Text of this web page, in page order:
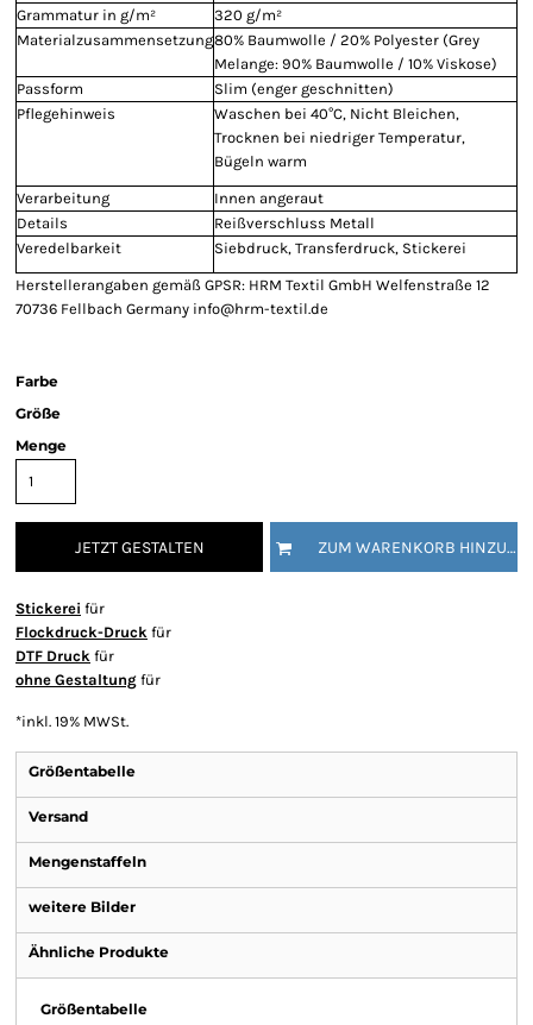
Grammatur in g/m²
320 g/m²
Materialzusammensetzung80% Baumwolle / 20% Polyester (Grey
Melange: 90% Baumwolle / 10% Viskose)
Passform
Slim (enger geschnitten)
Pflegehinweis
Waschen bei 40°C, Nicht Bleichen,
Trocknen bei niedriger Temperatur,
Bügeln warm
Verarbeitung
Innen angeraut
Details
Reißverschluss Metall
Veredelbarkeit
Siebdruck, Transferdruck, Stickerei
Herstellerangaben gemäß GPSR: HRM Textil GmbH Welfenstraße 12
70736 Fellbach Germany info@hrm-textil.de
Farbe
Größe
Menge
JETZT GESTALTEN ZUM WARENKORB HINZUFÜGEN
Stickerei für
Flockdruck-Druck für
DTF Druck für
ohne Gestaltung für
*inkl. 19% MWSt.
Größentabelle
Versand
Mengenstaffeln
weitere Bilder
Ähnliche Produkte
Größentabelle